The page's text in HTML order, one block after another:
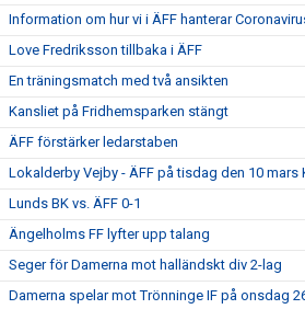
Information om hur vi i ÄFF hanterar
Love Fredriksson tillbaka i ÄFF
En träningsmatch med två ansikten
Kansliet på Fridhemsparken stängt
ÄFF förstärker ledarstaben
Lokalderby Vejby - ÄFF på tisdag den 10 mars
Lunds BK vs. ÄFF 0-1
Ängelholms FF lyfter upp talang
Seger för Damerna mot halländskt div 2-lag
Damerna spelar mot Trönninge IF på onsdag